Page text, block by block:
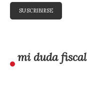
mi duda fiscal